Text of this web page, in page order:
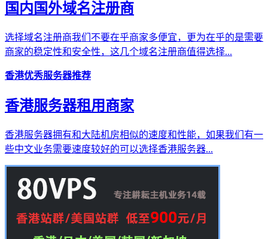
国内国外域名注册商
选择域名注册商我们不要在乎商家多便宜，更为在乎的是需要
商家的稳定性和安全性，这几个域名注册商值得选择...
香港优秀服务器推荐
香港服务器租用商家
香港服务器拥有和大陆机房相似的速度和性能，如果我们有一
些中文业务需要速度较好的可以选择香港服务器...